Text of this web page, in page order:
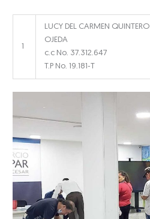
LUCY DEL CARMEN QUINTERO
OJEDA
c.c No. 37.312.647
T.P No. 19.181-T